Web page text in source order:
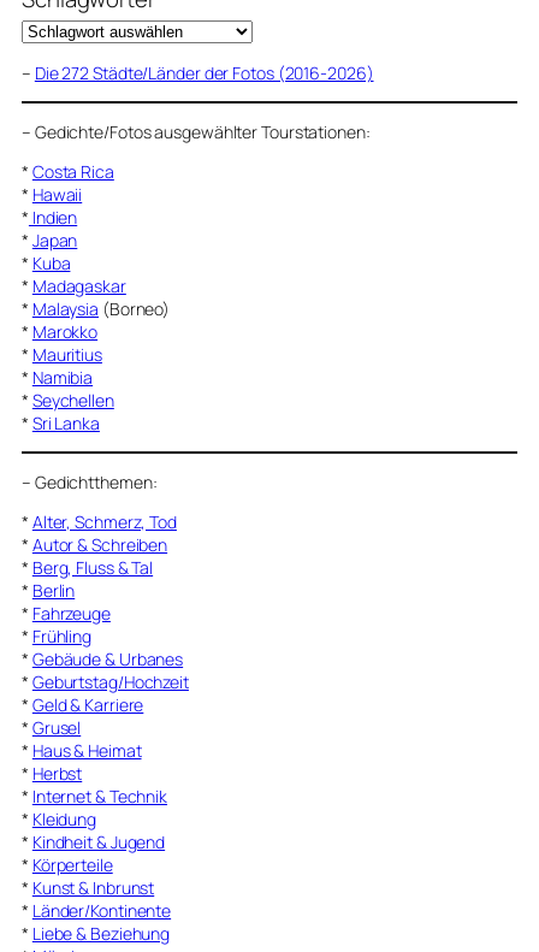
– Die 272 Städte/Länder der Fotos (2016-2026)
– Gedichte/Fotos ausgewählter Tourstationen:
* Costa Rica
* Hawaii
* Indien
* Japan
* Kuba
* Madagaskar
* Malaysia (Borneo)
* Marokko
* Mauritius
* Namibia
* Seychellen
* Sri Lanka
– Gedichtthemen:
* Alter, Schmerz, Tod
* Autor & Schreiben
* Berg, Fluss & Tal
* Berlin
* Fahrzeuge
* Frühling
* Gebäude & Urbanes
* Geburtstag/Hochzeit
* Geld & Karriere
* Grusel
* Haus & Heimat
* Herbst
* Internet & Technik
* Kleidung
* Kindheit & Jugend
* Körperteile
* Kunst & Inbrunst
* Länder/Kontinente
* Liebe & Beziehung